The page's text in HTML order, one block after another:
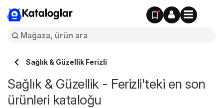
Kataloglar
Sağlık & Güzellik Ferizli
Sağlık & Güzellik - Ferizli'teki en son
ürünleri kataloğu